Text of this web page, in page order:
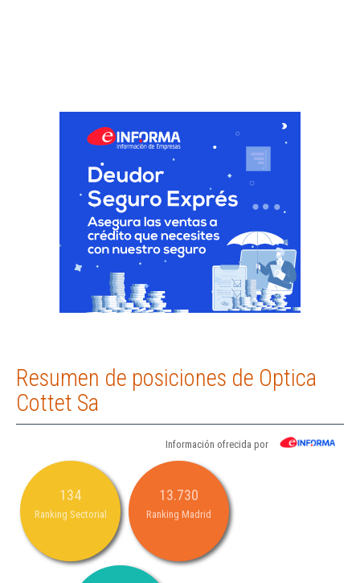
Resumen de posiciones de Optica
Cottet Sa
Información ofrecida por
134
Ranking Sectorial
13.730
Ranking Madrid